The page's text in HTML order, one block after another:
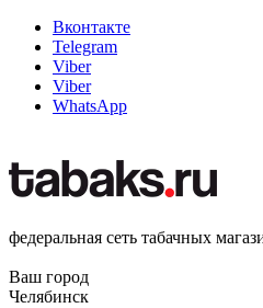
Вконтакте
Telegram
Viber
Viber
WhatsApp
федеральная сеть табачных
Ваш город
Челябинск